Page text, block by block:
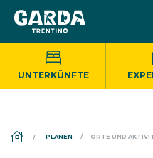
UNTERKÜNFTE
DS_BREADCRUMB.HOME
PLANEN ORTE UND